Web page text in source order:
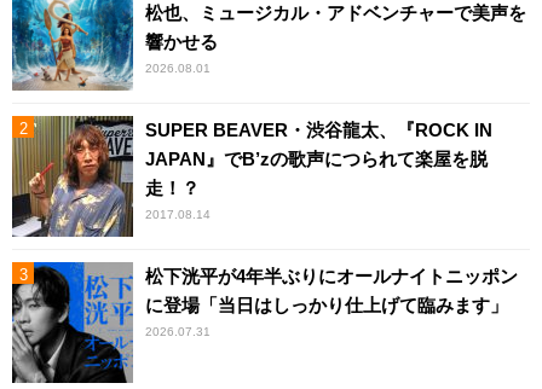
松也、ミュージカル・アドベンチャーで美声を
響かせる
2026.08.01
SUPER BEAVER・渋谷龍太、『ROCK IN
JAPAN』でB’zの歌声につられて楽屋を脱
走！？
2017.08.14
松下洸平が4年半ぶりにオールナイトニッポン
に登場「当日はしっかり仕上げて臨みます」
2026.07.31